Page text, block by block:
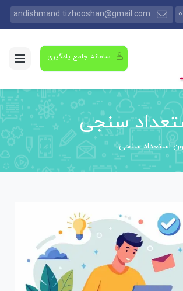
andishmand.tizhooshan@gmail.com
سامانه جامع یادگیری
سنجی
استعداد سنجی